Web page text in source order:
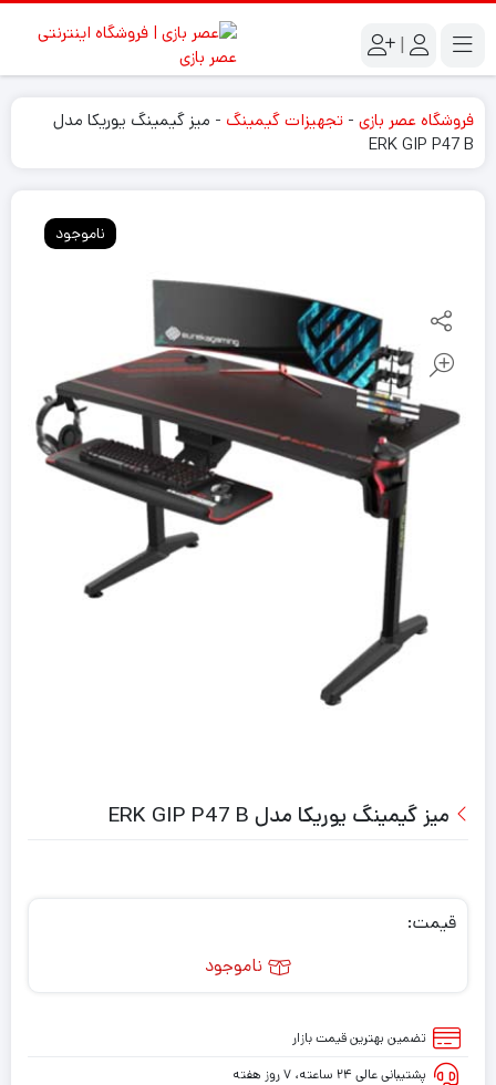
|
فروشگاه عصر بازی - تجهیزات گیمینگ - میز گیمینگ یوریکا مدل
ERK GIP P47 B
ناموجود
میز گیمینگ یوریکا مدل ERK GIP P47 B
قیمت:
ناموجود
تضمین بهترین قیمت بازار
پشتیبانی عالی ۲۴ ساعته، ۷ روز هفته